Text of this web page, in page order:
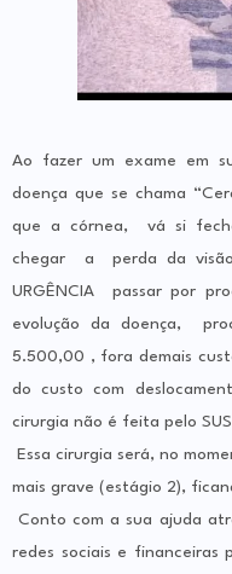
Ao fazer um exame em
doença que se chama
que a córnea, vá si
chegar a perda da
URGÊNCIA passar por
evolução da doença,
5.500,00 , fora demais
do custo com
cirurgia não é feita pelo
Essa cirurgia será, no
mais grave (estágio 2),
Conto com a sua ajuda
redes sociais e financeiras